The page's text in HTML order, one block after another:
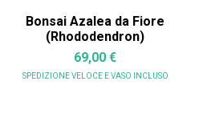
Bonsai Azalea da Fiore
(Rhododendron)
69,00 €
SPEDIZIONE VELOCE E VASO INCLUSO